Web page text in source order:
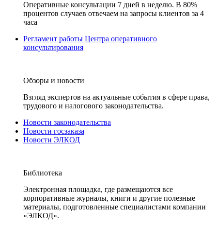
Оперативные консультации 7 дней в неделю. В 80%
процентов случаев отвечаем на запросы клиентов за 4
часа
Регламент работы Центра оперативного
консультирования
Обзоры и новости
Взгляд экспертов на актуальные события в сфере права,
трудового и налогового законодательства.
Новости законодательства
Новости госзаказа
Новости ЭЛКОД
Библиотека
Электронная площадка, где размещаются все
корпоративные журналы, книги и другие полезные
материалы, подготовленные специалистами компании
«ЭЛКОД».